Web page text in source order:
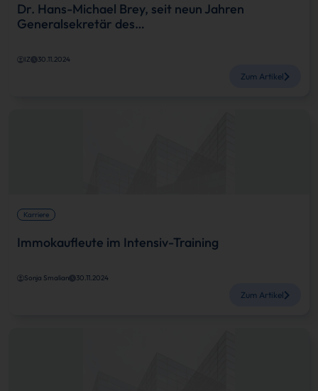
Dr. Hans-Michael Brey, seit neun Jahren
Generalsekretär des…
IZ 30.11.2024
Zum Artikel
Karriere
Immokaufleute im Intensiv-Training
Sonja Smalian 30.11.2024
Zum Artikel